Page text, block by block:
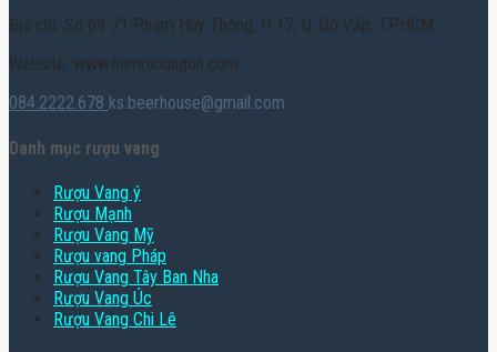
Địa chỉ: Số 69-71 Phạm Huy Thông, P. 17, Q. Gò Vấp, TPHCM
Website: www.hamruoungon.com
084.2222.678 ks.beerhouse@gmail.com
Danh mục rượu vang
Rượu Vang ý
Rượu Mạnh
Rượu Vang Mỹ
Rượu vang Pháp
Rượu Vang Tây Ban Nha
Rượu Vang Úc
Rượu Vang Chi Lê